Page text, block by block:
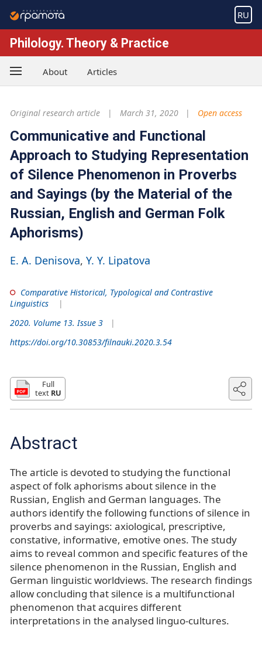
RU
Philology. Theory & Practice
About Articles
Original research article March 31, 2020 Open access
Communicative and Functional
Approach to Studying Representation
of Silence Phenomenon in Proverbs
and Sayings (by the Material of the
Russian, English and German Folk
Aphorisms)
E. A. Denisova Y. Y. Lipatova
Comparative Historical, Typological and Contrastive
Linguistics
2020. Volume 13. Issue 3
https://doi.org/10.30853/filnauki.2020.3.54
Full
text RU
Abstract
The article is devoted to studying the functional
aspect of folk aphorisms about silence in the
Russian, English and German languages. The
authors identify the following functions of silence in
proverbs and sayings: axiological, prescriptive,
constative, informative, emotive ones. The study
aims to reveal common and specific features of the
silence phenomenon in the Russian, English and
German linguistic worldviews. The research findings
allow concluding that silence is a multifunctional
phenomenon that acquires different
interpretations in the analysed linguo-cultures.